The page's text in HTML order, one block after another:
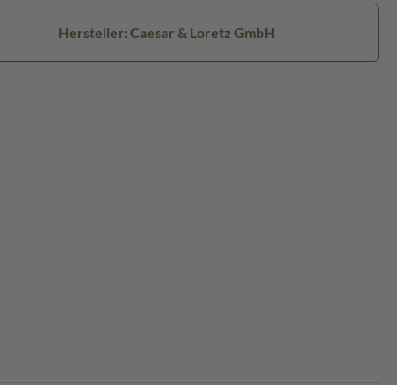
Hersteller: Caesar & Loretz GmbH